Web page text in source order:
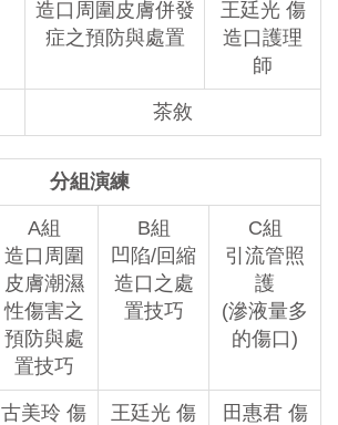
造口周圍皮膚併發
症之預防與處置
王廷光 傷
造口護理
師
茶敘
分組演練
A組
造口周圍
皮膚潮濕
性傷害之
預防與處
置技巧
B組
凹陷/回縮
造口之處
置技巧
C組
引流管照
護
(滲液量多
的傷口)
古美玲 傷
王廷光 傷
田惠君 傷